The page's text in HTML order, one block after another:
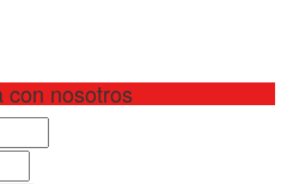
con nosotros